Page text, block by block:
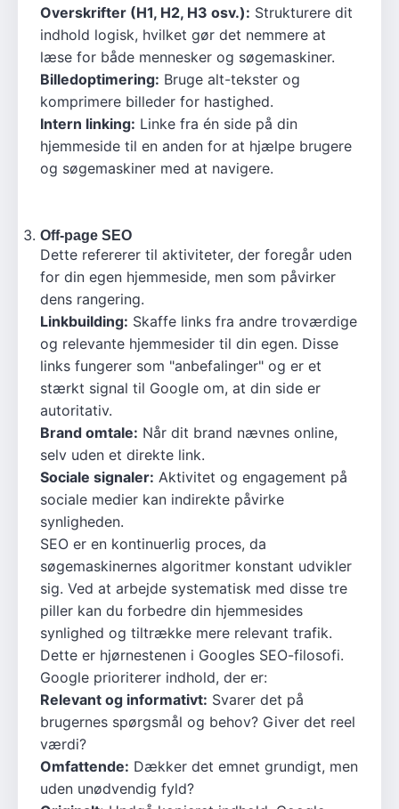
Overskrifter (H1, H2, H3 osv.): Strukturere dit
indhold logisk, hvilket gør det nemmere at
læse for både mennesker og søgemaskiner.
Billedoptimering: Bruge alt-tekster og
komprimere billeder for hastighed.
Intern linking: Linke fra én side på din
hjemmeside til en anden for at hjælpe brugere
og søgemaskiner med at navigere.
Off-page SEO
Dette refererer til aktiviteter, der foregår uden
for din egen hjemmeside, men som påvirker
dens rangering.
Linkbuilding: Skaffe links fra andre troværdige
og relevante hjemmesider til din egen. Disse
links fungerer som "anbefalinger" og er et
stærkt signal til Google om, at din side er
autoritativ.
Brand omtale: Når dit brand nævnes online,
selv uden et direkte link.
Sociale signaler: Aktivitet og engagement på
sociale medier kan indirekte påvirke
synligheden.
SEO er en kontinuerlig proces, da
søgemaskinernes algoritmer konstant udvikler
sig. Ved at arbejde systematisk med disse tre
piller kan du forbedre din hjemmesides
synlighed og tiltrække mere relevant trafik.
Dette er hjørnestenen i Googles SEO-filosofi.
Google prioriterer indhold, der er:
Relevant og informativt: Svarer det på
brugernes spørgsmål og behov? Giver det reel
værdi?
Omfattende: Dækker det emnet grundigt, men
uden unødvendig fyld?